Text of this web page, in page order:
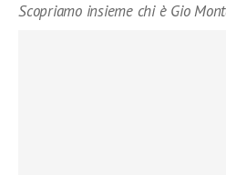
Scopriamo insieme chi è Gio